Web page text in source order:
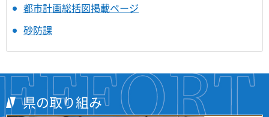
都市計画総括図掲載ページ
砂防課
県の取り組み